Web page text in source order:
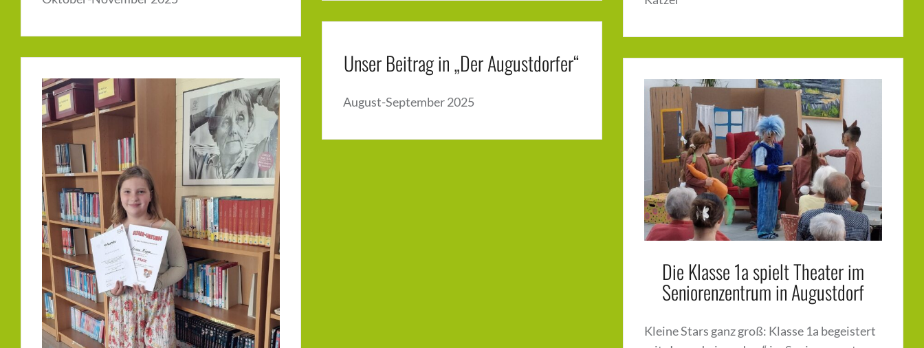
Unser Beitrag in „Der Augustdorfer“
August-September 2025
Die Klasse 1a spielt Theater im
Seniorenzentrum in Augustdorf
Kleine Stars ganz groß: Klasse 1a begeistert